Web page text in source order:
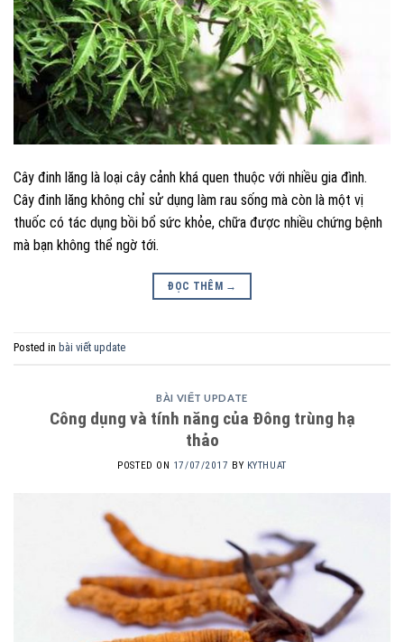
Cây đinh lăng là loại cây cảnh khá quen thuộc với nhiều gia đình.
Cây đinh lăng không chỉ sử dụng làm rau sống mà còn là một vị
thuốc có tác dụng bồi bổ sức khỏe, chữa được nhiều chứng bệnh
mà bạn không thể ngờ tới.
ĐỌC THÊM →
Posted in bài viết update
BÀI VIẾT UPDATE
Công dụng và tính năng của Đông trùng hạ
thảo
POSTED ON 17/07/2017 BY KYTHUAT